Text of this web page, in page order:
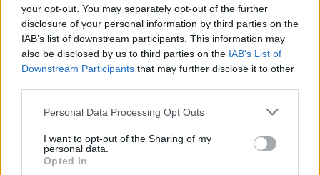
your opt-out. You may separately opt-out of the further
disclosure of your personal information by third parties on the
IAB’s list of downstream participants. This information may
also be disclosed by us to third parties on the IAB’s List of
Downstream Participants that may further disclose it to other
Please note that this website/app uses one or more Google
not limited to your visit or usage behaviour. You may click to
grant or deny consent to Google and its third-party tags to
use your data for below specified purposes in below Google
Personal Data Processing Opt Outs
I want to opt-out of the Sharing of my
personal data.
Opted In